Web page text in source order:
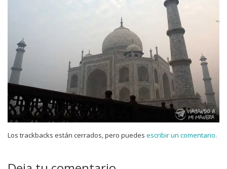
Los trackbacks están cerrados, pero puedes escribir un comentario.